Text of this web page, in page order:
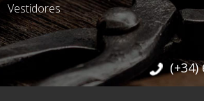
Vestidores
(+34)